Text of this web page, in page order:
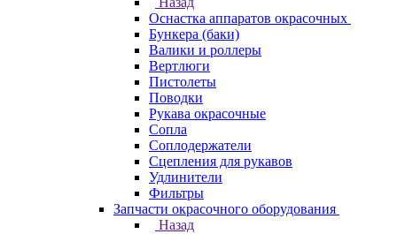
Оснастка аппаратов окрасочных
Бункера (баки)
Валики и роллеры
Вертлюги
Пистолеты
Поводки
Рукава окрасочные
Сопла
Соплодержатели
Сцепления для рукавов
Удлинители
Фильтры
Запчасти окрасочного оборудования
Назад